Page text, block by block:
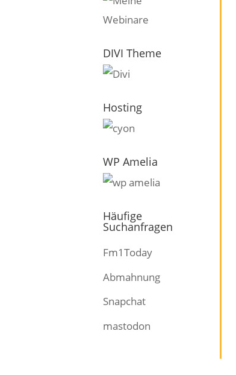
DIVI Theme
Hosting
WP Amelia
Häufige
Suchanfragen
Fm1Today
Abmahnung
Snapchat
mastodon